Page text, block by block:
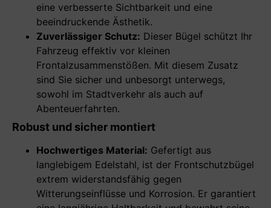
eine verbesserte Sichtbarkeit und eine
beeindruckende Ästhetik.
Zuverlässiger Schutz: Dieser Bügel schützt Ihr
Fahrzeug effektiv vor kleinen
Frontalzusammenstößen. Mit diesem Zusatz
sind Sie sicher und unbesorgt unterwegs,
sowohl im Stadtverkehr als auch auf
Abenteuerfahrten.
Robust und sicher montiert
Hochwertiges Material: Gefertigt aus
langlebigem Edelstahl, ist der Frontschutzbügel
extrem widerstandsfähig gegen
Witterungseinflüsse und Korrosion. Er garantiert